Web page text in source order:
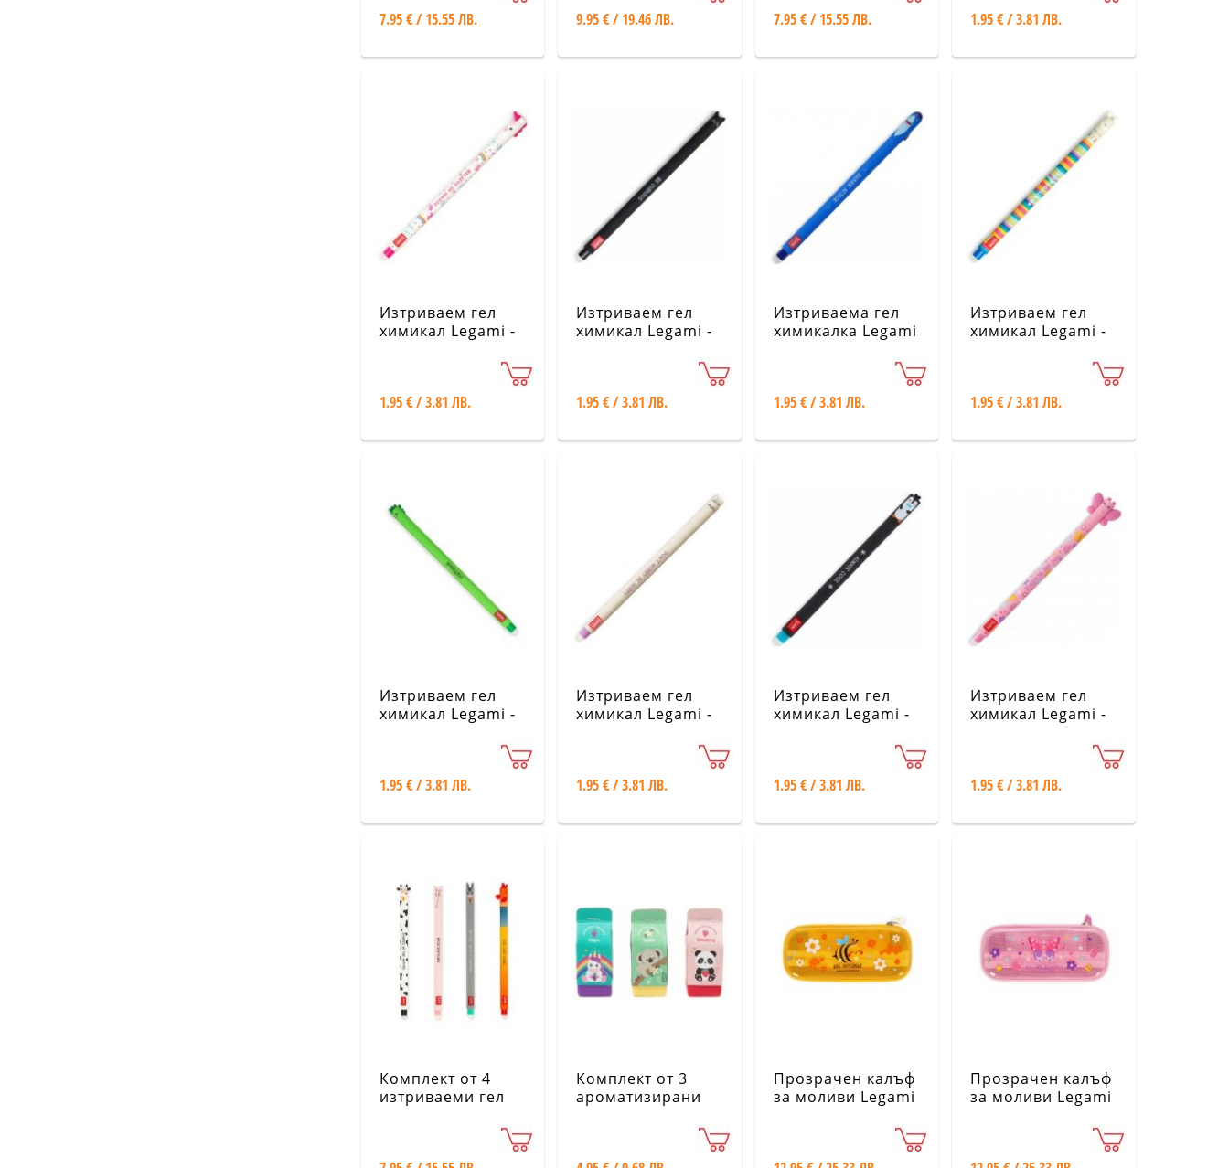
7.95 € / 15.55 ЛВ.
9.95 € / 19.46 ЛВ.
7.95 € / 15.55 ЛВ. 1.95 € / 3.81 ЛВ.
Изтриваем гел
химикал Legami -
1.95 € / 3.81 ЛВ.
Изтриваем гел
химикал Legami -
1.95 € / 3.81 ЛВ.
Изтриваема гел
химикалка Legami
1.95 € / 3.81 ЛВ.
Изтриваем гел
химикал Legami -
1.95 € / 3.81 ЛВ.
Изтриваем гел
химикал Legami -
1.95 € / 3.81 ЛВ.
Изтриваем гел
химикал Legami -
1.95 € / 3.81 ЛВ.
Изтриваем гел
химикал Legami -
1.95 € / 3.81 ЛВ.
Изтриваем гел
химикал Legami -
1.95 € / 3.81 ЛВ.
Комплект от 4
изтриваеми гел
Комплект от 3
ароматизирани
Прозрачен калъф
за моливи Legami
Прозрачен калъф
за моливи Legami